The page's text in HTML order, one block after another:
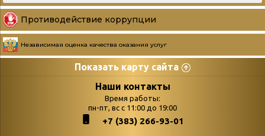
Противодействие коррупции
Независимая оценка качества оказания услуг
Показать карту сайта
Страницы
podvedenie-itogov-festivalya-
поступлений
Наши контакты
Время работы:
пн-пт, вс с 11:00 до 19:00
+7 (383) 266-93-01